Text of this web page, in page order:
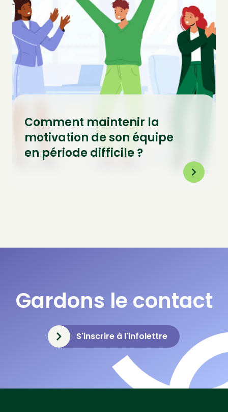
Comment maintenir la
motivation de son équipe
en période difficile ?
Gardons le contact
S'inscrire à l'infolettre